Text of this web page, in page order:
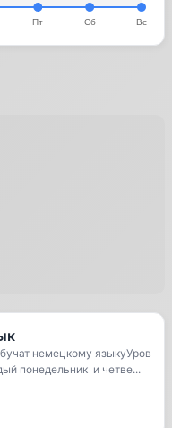
немецкому языкуУров
понедельник и четве...